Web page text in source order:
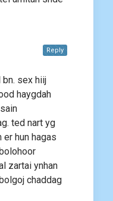
sex hiij
haygdah
ted nart yg
er hun hagas
zartai ynhan
chaddag
Reply